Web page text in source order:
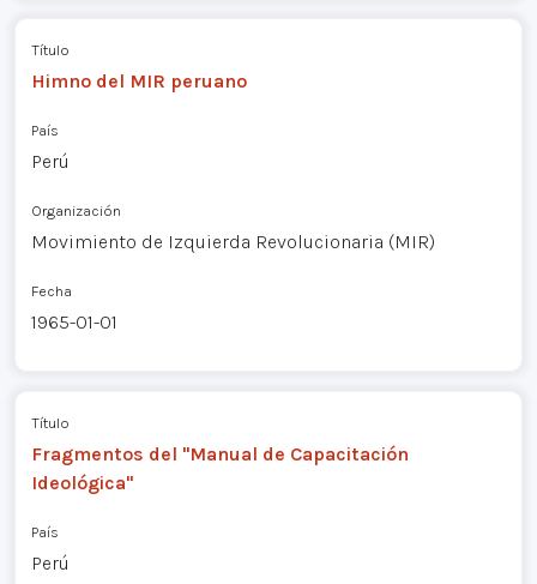
Título
Himno del MIR peruano
País
Perú
Organización
Movimiento de Izquierda Revolucionaria (MIR)
Fecha
1965-01-01
Título
Fragmentos del "Manual de Capacitación
Ideológica"
País
Perú